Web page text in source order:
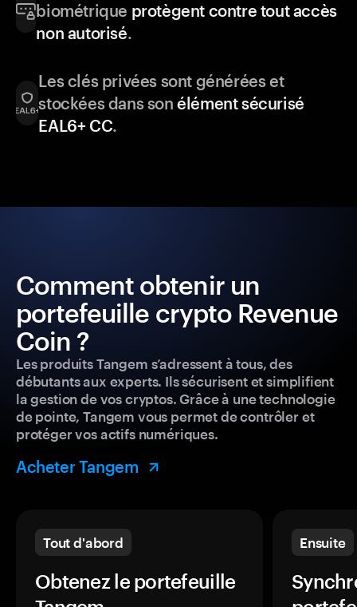
biométrique protègent contre tout accès
non autorisé.
Les clés privées sont générées et
stockées dans sonélément sécurisé
EAL6+ CC.
Comment obtenir un
portefeuille crypto Revenue
Coin ?
Les produits Tangem s’adressent à tous, des
débutants aux experts. Ils sécurisent et simplifient
la gestion de vos cryptos. Grâce à une technologie
de pointe, Tangem vous permet de contrôler et
protéger vos actifs numériques.
Acheter Tangem
Tout d'abord
Obtenez le portefeuille
Ensuite